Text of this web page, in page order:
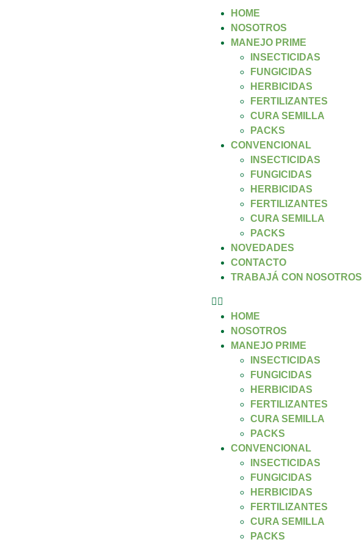
HOME
NOSOTROS
MANEJO PRIME
INSECTICIDAS
FUNGICIDAS
HERBICIDAS
FERTILIZANTES
CURA SEMILLA
PACKS
CONVENCIONAL
INSECTICIDAS
FUNGICIDAS
HERBICIDAS
FERTILIZANTES
CURA SEMILLA
PACKS
NOVEDADES
CONTACTO
TRABAJÁ CON NOSOTROS
HOME
NOSOTROS
MANEJO PRIME
INSECTICIDAS
FUNGICIDAS
HERBICIDAS
FERTILIZANTES
CURA SEMILLA
PACKS
CONVENCIONAL
INSECTICIDAS
FUNGICIDAS
HERBICIDAS
FERTILIZANTES
CURA SEMILLA
PACKS